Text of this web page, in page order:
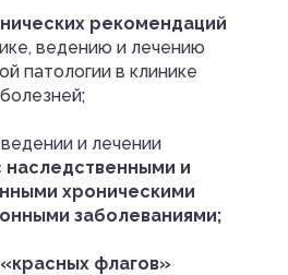
рекомендаций
ведению и лечению
патологии в клинике
и лечении
наследственными и
хроническими
заболеваниями;
флагов»